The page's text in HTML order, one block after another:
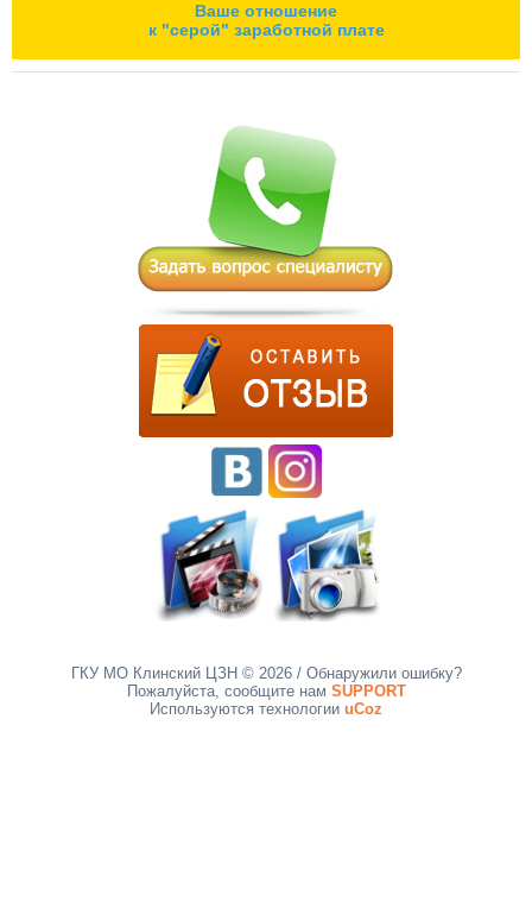
Ваше отношение
к "серой" заработной плате
ГКУ МО Клинский ЦЗН © 2026/ Обнаружили ошибку?
Пожалуйста, сообщите нам SUPPORT
Используются технологии uCoz